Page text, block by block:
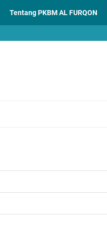
Tentang PKBM AL FURQON